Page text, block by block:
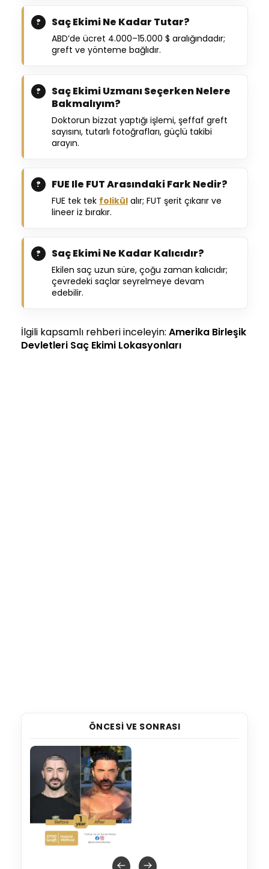
Saç Ekimi Ne Kadar Tutar?
ABD’de ücret 4.000–15.000 $ aralığındadır;
greft ve yönteme bağlıdır.
Saç Ekimi Uzmanı Seçerken Nelere
Bakmalıyım?
Doktorun bizzat yaptığı işlemi, şeffaf greft
sayısını, tutarlı fotoğrafları, güçlü takibi
arayın.
FUE Ile FUT Arasındaki Fark Nedir?
FUE tek tek folikül alır; FUT şerit çıkarır ve
lineer iz bırakır.
Saç Ekimi Ne Kadar Kalıcıdır?
Ekilen saç uzun süre, çoğu zaman kalıcıdır;
çevredeki saçlar seyrelmeye devam
edebilir.
İlgili kapsamlı rehberi inceleyin: Amerika Birleşik
Devletleri Saç Ekimi Lokasyonları
ÖNCESI VE SONRASI